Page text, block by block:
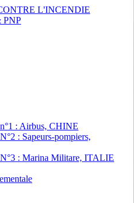
L'INCENDIE
PNP
: Airbus, CHINE
: Sapeurs-pompiers,
N°3 : Marina Militare, ITALIE